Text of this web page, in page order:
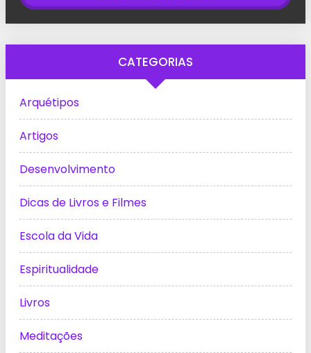
CATEGORIAS
Arquétipos
Artigos
Desenvolvimento
Dicas de Livros e Filmes
Escola da Vida
Espiritualidade
Livros
Meditações